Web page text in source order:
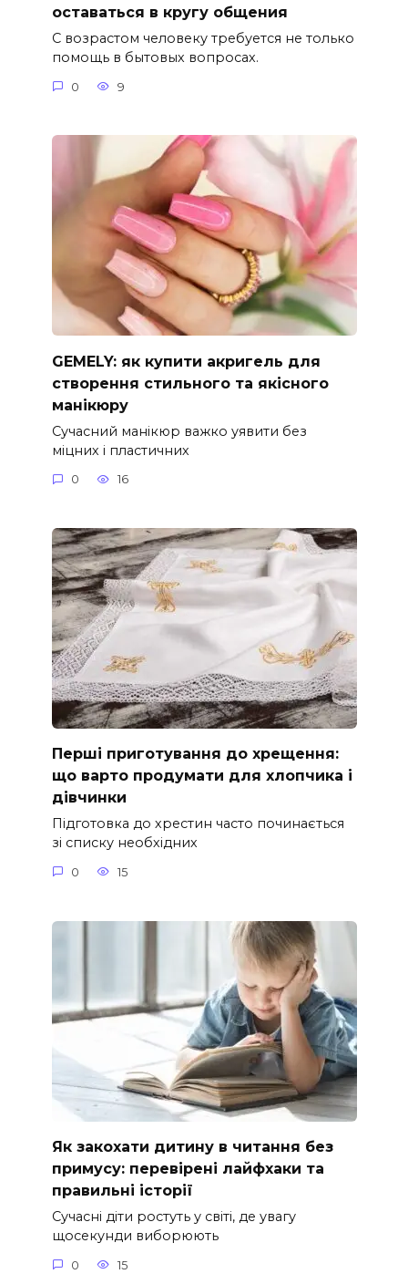
оставаться в кругу общения
С возрастом человеку требуется не только
помощь в бытовых вопросах.
0 9
GEMELY: як купити акригель для
створення стильного та якісного
манікюру
Сучасний манікюр важко уявити без
міцних і пластичних
0 16
Перші приготування до хрещення:
що варто продумати для хлопчика і
дівчинки
Підготовка до хрестин часто починається
зі списку необхідних
0 15
Як закохати дитину в читання без
примусу: перевірені лайфхаки та
правильні історії
Сучасні діти ростуть у світі, де увагу
щосекунди виборюють
0 15